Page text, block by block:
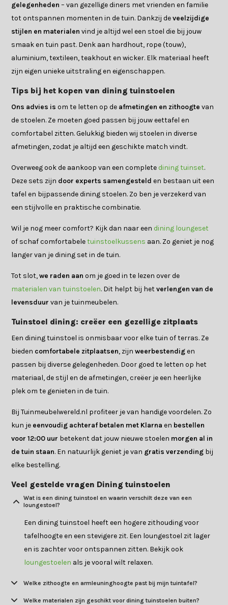
gelegenheden – van gezellige diners met vrienden en familie
tot ontspannen momenten in de tuin. Dankzij deveelzijdige
stijlen en materialen vind je altijd wel een stoel die bij jouw
smaak en tuin past. Denk aan hardhout, rope (touw),
aluminium, textileen, teakhout en wicker. Elk materiaal heeft
zijn eigen unieke uitstraling en eigenschappen.
Tips bij het kopen van dining tuinstoelen
Ons advies is om te letten op de afmetingen en zithoogte van
de stoelen. Ze moeten goed passen bij jouw eettafel en
comfortabel zitten. Gelukkig bieden wij stoelen in diverse
afmetingen, zodat je altijd een geschikte match vindt.
Overweeg ook de aankoop van een complete dining tuinset.
Deze sets zijn door experts samengesteld en bestaan uit een
tafel en bijpassende dining stoelen. Zo ben je verzekerd van
een stijlvolle en praktische combinatie.
Wil je nog meer comfort? Kijk dan naar een dining loungeset
of schaf comfortabeletuinstoelkussens aan. Zo geniet je nog
langer van je dining set in de tuin.
Tot slot,we raden aan om je goed in te lezen over de
materialen van tuinstoelen. Dit helpt bij hetverlengen van de
levensduur van je tuinmeubelen.
Tuinstoel dining: creëer een gezellige zitplaats
Een dining tuinstoel is onmisbaar voor elke tuin of terras. Ze
bieden comfortabele zitplaatsen, zijnweerbestendigen
passen bij diverse gelegenheden. Door goed te letten op het
materiaal, de stijl en de afmetingen, creëer je een heerlijke
plek om te genieten in de tuin.
Bij Tuinmeubelwereld.nl profiteer je van handige voordelen. Zo
kun je eenvoudig achteraf betalen met Klarna en bestellen
voor 12:00 uur betekent dat jouw nieuwe stoelen morgen al in
de tuin staan. En natuurlijk geniet je van gratis verzending bij
elke bestelling.
Veel gestelde vragen Dining tuinstoelen
Wat is een dining tuinstoel en waarin verschilt deze van een
loungestoel?
Een dining tuinstoel heeft een hogere zithouding voor
tafelhoogte en een stevigere zit. Een loungestoel zit lager
en is zachter voor ontspannen zitten. Bekijk ook
loungestoelen als je vooral wilt relaxen.
Welke zithoogte en armleuninghoogte past bij mijn tuintafel?
Welke materialen zijn geschikt voor dining tuinstoelen buiten?